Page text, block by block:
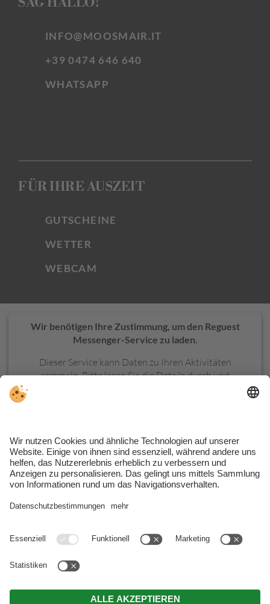
INFO@MOOSMAIR.IT
+39 0474 646 640
WHATSAPP
FÜR IHRE AUSZEIT
GUTSCHEINE
WETTER
WEBCAM
Wir benötigen Ihre Zustimmung, um den Reguest
Messenger-Service zu laden.
Dieser Service kann Daten zu Ihren Aktivitäten
sammeln. Bitte lesen Sie die Details durch und
BNKHMT64H13B220I. CIN Hotel: IT021017A1TWBYOZAQ .
CIN Apartments: IT021017B42OY7AUBU